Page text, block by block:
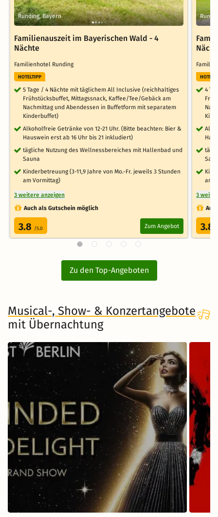
Runding, Bayern
Familienauszeit im Bayerischen Wald - 4
Nächte
Familienhotel Runding
HOTELTIPP
5 Tage / 4 Nächte mit täglichem All Inclusive (reichhaltiges
Frühstücksbuffet, Mittagssnack, Kaffee/Tee/Gebäck am
Nachmittag und Abendessen in Buffetform mit separatem
Kinderbuffet)
Alkoholfreie Getränke von 12-21 Uhr. (Bitte beachten: Bier &
Hauswein erst ab 16 Uhr bis 21 inkludiert)
tägliche Nutzung des Wellnessbereiches mit Hallenbad und
Sauna
Kinderbetreuung (3-11,9 Jahre von Mo.-Fr. jeweils 3 Stunden
am Vormittag)
3 weitere anzeigen
Auch als Gutschein möglich
3.8 /5.0 Zum Angebot
4
am
3
3.8
Zu den Top-Angeboten
Musical-, Show- & Konzertangebote
mit Übernachtung